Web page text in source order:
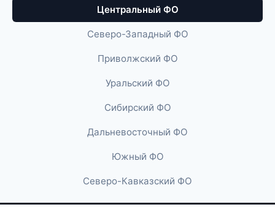
Центральный ФО
Северо-Западный ФО
Приволжский ФО
Уральский ФО
Сибирский ФО
Дальневосточный ФО
Южный ФО
Северо-Кавказский ФО